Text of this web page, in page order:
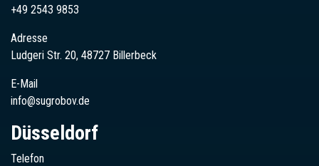
+49 2543 9853
Adresse
Ludgeri Str. 20, 48727 Billerbeck
E-Mail
info@sugrobov.de
Düsseldorf
Telefon